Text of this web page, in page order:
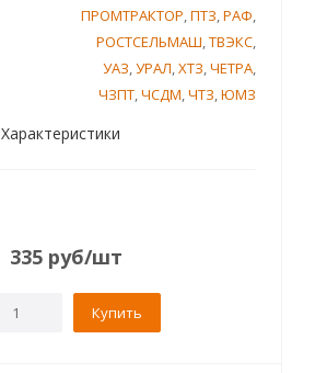
ПРОМТРАКТОР,ПТЗ,РАФ,
РОСТСЕЛЬМАШ,ТВЭКС,
УАЗ,УРАЛ,ХТЗ,ЧЕТРА,
ЧЗПТ,ЧСДМ,ЧТЗ,ЮМЗ
Характеристики
335 руб/шт
Купить